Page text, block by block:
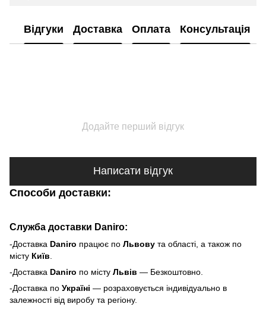
Відгуки Доставка Оплата Консультація
Додайте перший відгук
Написати відгук
Способи доставки:
Служба доставки Daniro:
-Доставка Daniro працює по Львову та області, а також по
місту Київ
-Доставка Daniro по місту Львів — Безкоштовно.
-Доставка по Україні — розраховується індивідуально в
залежності від виробу та регіону.